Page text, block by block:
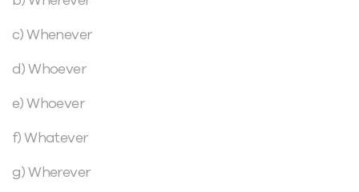
c) Whenever
d) Whoever
e) Whoever
f) Whatever
g) Wherever